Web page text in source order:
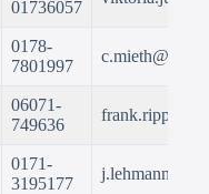
01736057
0178-
7801997
c.mieth@vik-
06071-
749636
0171-
3195177